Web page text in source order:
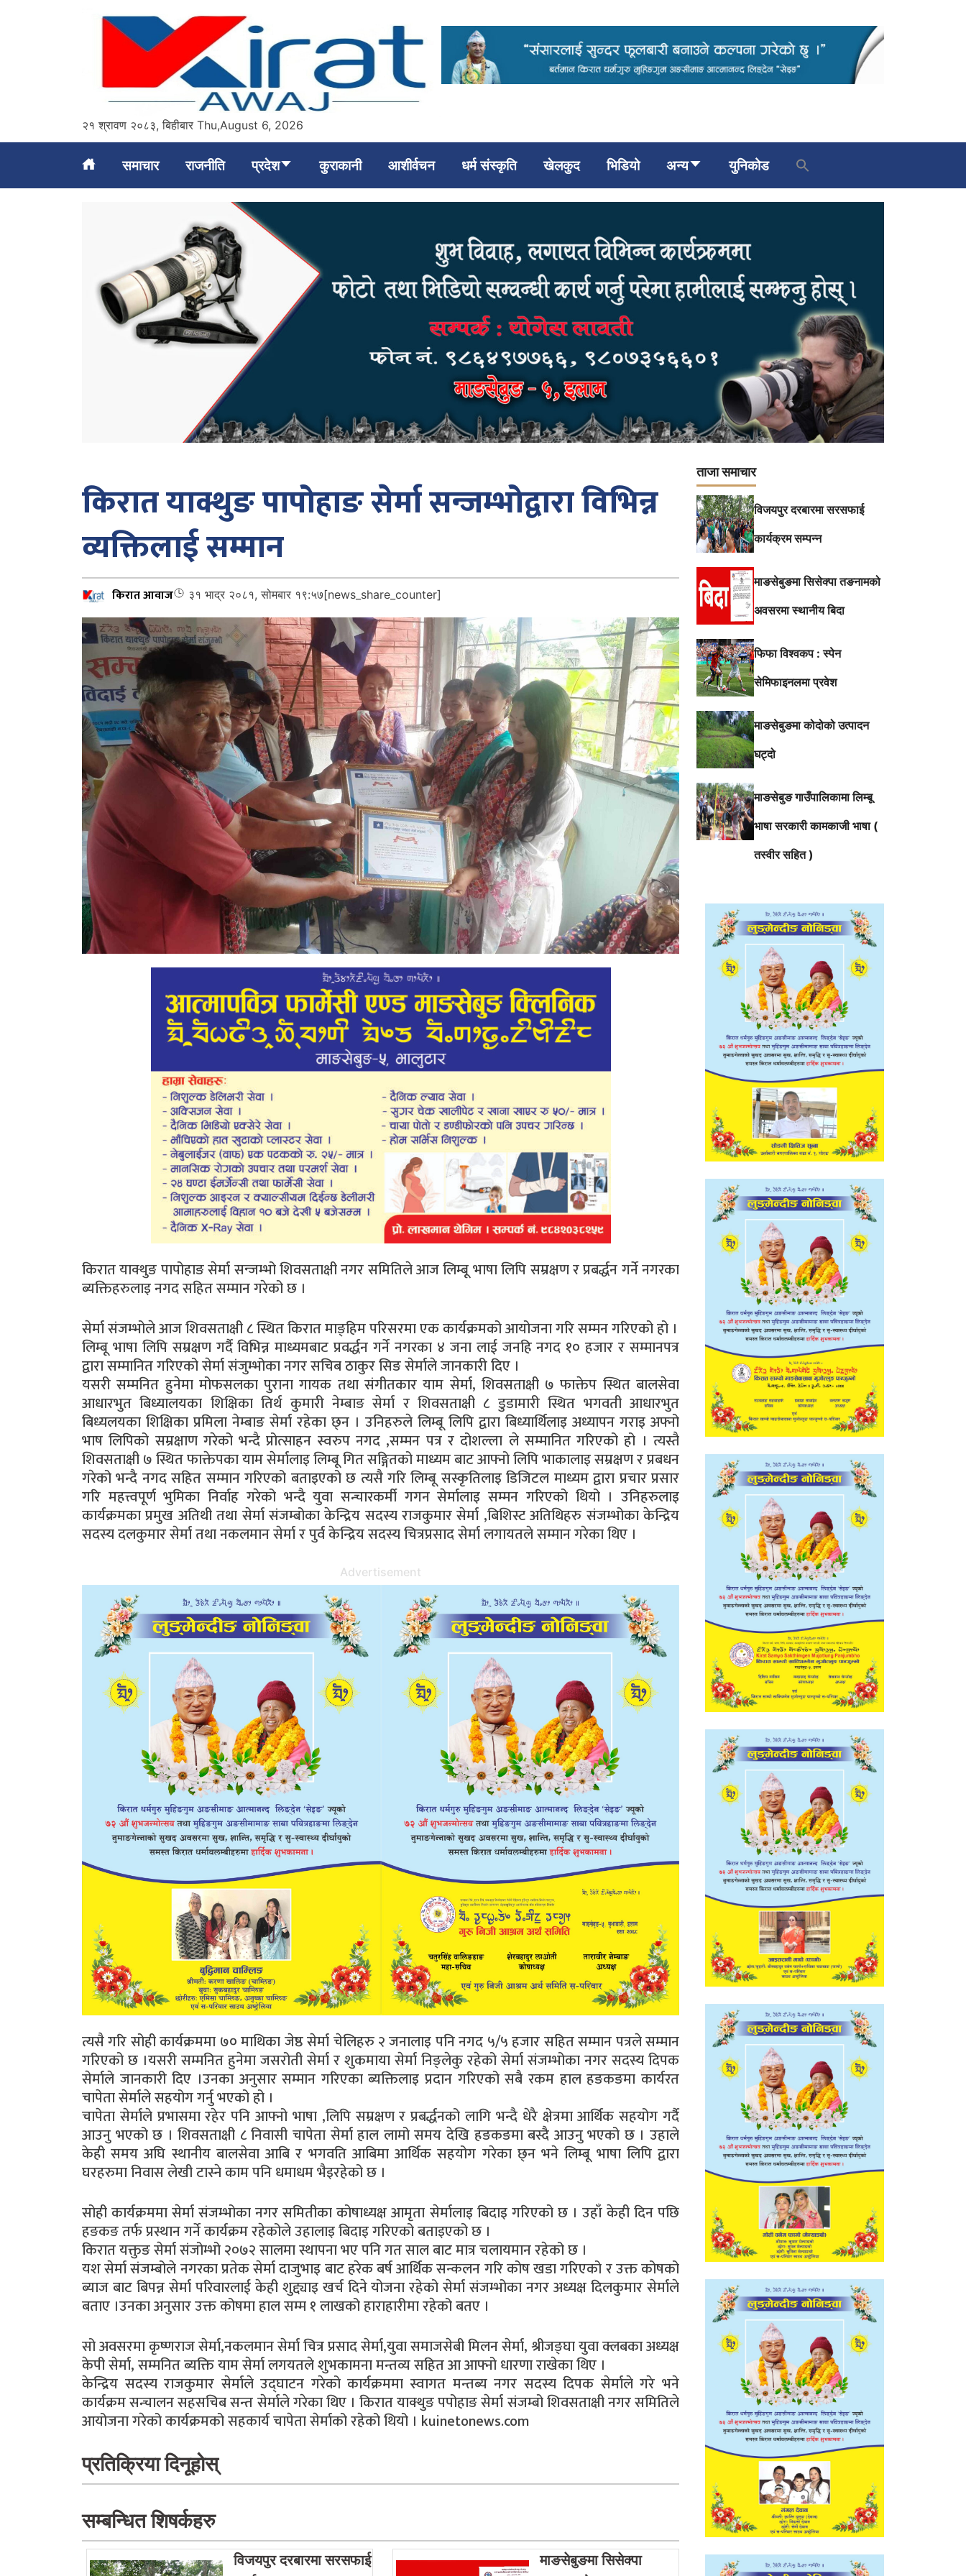
२१ श्रावण २०८३, बिहीबार Thu,August 6, 2026
समाचार राजनीति प्रदेश कुराकानी आशीर्वचन धर्म संस्कृति खेलकुद भिडियो अन्य युनिकोड
किरात याक्थुङ पापोहाङ सेर्मा सन्जम्भोद्वारा विभिन्न
व्यक्तिलाई सम्मान
किरात आवाज ३१ भाद्र २०८१, सोमबार १९:५७[news_share_counter]
किरात याक्थुङ पापोहाङ सेर्मा सन्जम्भो शिवसताक्षी नगर समितिले आज लिम्बू भाषा लिपि सम्रक्षण र प्रबर्द्धन गर्ने नगरका
ब्यक्तिहरुलाइ नगद सहित सम्मान गरेको छ ।
सेर्मा संजम्भोले आज शिवसताक्षी ८ स्थित किरात माङ्हिम परिसरमा एक कार्यक्रमको आयोजना गरि सम्मन गरिएको हो ।
लिम्बू भाषा लिपि सम्रक्षण गर्दै विभिन्न माध्यमबाट प्रवर्द्धन गर्ने नगरका ४ जना लाई जनहि नगद १० हजार र सम्मानपत्र
द्वारा सम्मानित गरिएको सेर्मा संजुम्भोका नगर सचिब ठाकुर सिङ सेर्माले जानकारी दिए ।
यसरी सम्मनित हुनेमा मोफसलका पुराना गायक तथा संगीतकार याम सेर्मा, शिवसताक्षी ७ फाक्तेप स्थित बालसेवा
आधारभुत बिध्यालयका शिक्षिका तिर्थ कुमारी नेम्बाङ सेर्मा र शिवसताक्षी ८ डुडामारी स्थित भगवती आधारभुत
बिध्यलयका शिक्षिका प्रमिला नेम्बाङ सेर्मा रहेका छ्न । उनिहरुले लिम्बू लिपि द्वारा बिध्यार्थिलाइ अध्यापन गराइ अफ्नो
भाष लिपिको सम्रक्षाण गरेको भन्दै प्रोत्साहन स्वरुप नगद ,सम्मन पत्र र दोशल्ला ले सम्मानित गरिएको हो । त्यस्तै
शिवसताक्षी ७ स्थित फाक्तेपका याम सेर्मालाइ लिम्बू गित सङ्गितको माध्यम बाट आफ्नो लिपि भाकालाइ सम्रक्षण र प्रबधन
गरेको भन्दै नगद सहित सम्मान गरिएको बताइएको छ त्यसै गरि लिम्बू सस्कृतिलाइ डिजिटल माध्यम द्वारा प्रचार प्रसार
गरि महत्त्वपूर्ण भुमिका निर्वाह गरेको भन्दै युवा सन्चारकर्मी गगन सेर्मालाइ सम्मन गरिएको थियो । उनिहरुलाइ
कार्यक्रमका प्रमुख अतिथी तथा सेर्मा संजम्बोका केन्द्रिय सदस्य राजकुमार सेर्मा ,बिशिस्ट अतिथिहरु संजम्भोका केन्द्रिय
सदस्य दलकुमार सेर्मा तथा नकलमान सेर्मा र पुर्व केन्द्रिय सदस्य चित्रप्रसाद सेर्मा लगायतले सम्मान गरेका थिए ।
Advertisement
त्यसै गरि सोही कार्यक्रममा ७० माथिका जेष्ठ सेर्मा चेलिहरु २ जनालाइ पनि नगद ५/५ हजार सहित सम्मान पत्रले सम्मान
गरिएको छ ।यसरी सम्मनित हुनेमा जसरोती सेर्मा र शुकमाया सेर्मा निङ्लेकु रहेको सेर्मा संजम्भोका नगर सदस्य दिपक
सेर्माले जानकारी दिए ।उनका अनुसार सम्मान गरिएका ब्यक्तिलाइ प्रदान गरिएको सबै रकम हाल हङकङमा कार्यरत
चापेता सेर्माले सहयोग गर्नु भएको हो ।
चापेता सेर्माले प्रभासमा रहेर पनि आफ्नो भाषा ,लिपि सम्रक्षण र प्रबर्द्धनको लागि भन्दै धेरै क्षेत्रमा आर्थिक सहयोग गर्दै
आउनु भएको छ । शिवसताक्षी ८ निवासी चापेता सेर्मा हाल लामो समय देखि हङकङमा बस्दै आउनु भएको छ । उहाले
केही समय अघि स्थानीय बालसेवा आबि र भगवति आबिमा आर्थिक सहयोग गरेका छ्न भने लिम्बू भाषा लिपि द्वारा
घरहरुमा निवास लेखी टास्ने काम पनि धमाधम भैइरहेको छ ।
सोही कार्यक्रममा सेर्मा संजम्भोका नगर समितीका कोषाध्यक्ष आमृता सेर्मालाइ बिदाइ गरिएको छ । उहाँ केही दिन पछि
हङकङ तर्फ प्रस्थान गर्ने कार्यक्रम रहेकोले उहालाइ बिदाइ गरिएको बताइएको छ ।
किरात यक्तुङ सेर्मा संजोम्भो २०७२ सालमा स्थापना भए पनि गत साल बाट मात्र चलायमान रहेको छ ।
यश सेर्मा संजम्बोले नगरका प्रतेक सेर्मा दाजुभाइ बाट हरेक बर्ष आर्थिक सन्कलन गरि कोष खडा गरिएको र उक्त कोषको
ब्याज बाट बिपन्न सेर्मा परिवारलाई केही शुद्द्याइ खर्च दिने योजना रहेको सेर्मा संजम्भोका नगर अध्यक्ष दिलकुमार सेर्माले
बताए ।उनका अनुसार उक्त कोषमा हाल सम्म १ लाखको हाराहारीमा रहेको बतए ।
सो अवसरमा कृष्णराज सेर्मा,नकलमान सेर्मा चित्र प्रसाद सेर्मा,युवा समाजसेबी मिलन सेर्मा, श्रीजङ्घा युवा क्लबका अध्यक्ष
केपी सेर्मा, सम्मनित ब्यक्ति याम सेर्मा लगयतले शुभकामना मन्तव्य सहित आ आफ्नो धारणा राखेका थिए ।
केन्द्रिय सदस्य राजकुमार सेर्माले उद्घाटन गरेको कार्यक्रममा स्वागत मन्तब्य नगर सदस्य दिपक सेर्माले गरे भने
कार्यक्रम सन्चालन सहसचिब सन्त सेर्माले गरेका थिए । किरात याक्थुङ पपोहाङ सेर्मा संजम्बो शिवसताक्षी नगर समितिले
आयोजना गरेको कार्यक्रमको सहकार्य चापेता सेर्माको रहेको थियो । kuinetonews.com
प्रतिक्रिया दिनूहोस्
सम्बन्धित शिषर्कहरु
विजयपुर दरबारमा सरसफाई
माङसेबुङमा सिसेक्पा
ताजा समाचार
विजयपुर दरबारमा सरसफाई
कार्यक्रम सम्पन्न
माङसेबुङमा सिसेक्पा तङनामको
अवसरमा स्थानीय बिदा
फिफा विश्वकप : स्पेन
सेमिफाइनलमा प्रवेश
माङसेबुङमा कोदोको उत्पादन
घट्दो
माङसेबुङ गाउँपालिकामा लिम्बू
भाषा सरकारी कामकाजी भाषा (
तस्वीर सहित )